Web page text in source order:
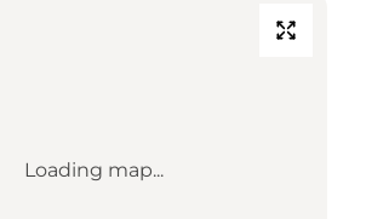
Loading map...